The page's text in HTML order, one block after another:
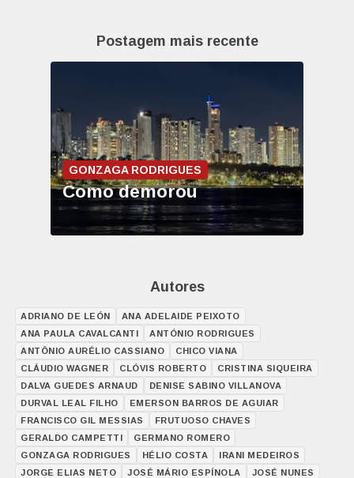
Postagem mais recente
GONZAGA RODRIGUES
Como demorou
Autores
ADRIANO DE LEÓN
ANA ADELAIDE PEIXOTO
ANA PAULA CAVALCANTI
ANTÓNIO RODRIGUES
ANTÔNIO AURÉLIO CASSIANO
CHICO VIANA
CLÁUDIO WAGNER
CLÓVIS ROBERTO
CRISTINA SIQUEIRA
DALVA GUEDES ARNAUD
DENISE SABINO VILLANOVA
DURVAL LEAL FILHO
EMERSON BARROS DE AGUIAR
FRANCISCO GIL MESSIAS
FRUTUOSO CHAVES
GERALDO CAMPETTI
GERMANO ROMERO
GONZAGA RODRIGUES
HÉLIO COSTA
IRANI MEDEIROS
JORGE ELIAS NETO
JOSÉ MÁRIO ESPÍNOLA
JOSÉ NUNES